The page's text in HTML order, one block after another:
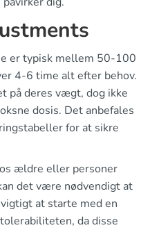
er typisk mellem 50-100
4-6 time alt efter behov.
på deres vægt, dog ikke
dosis. Det anbefales
for at sikre
ældre eller personer
det være nødvendigt at
at starte med en
da disse